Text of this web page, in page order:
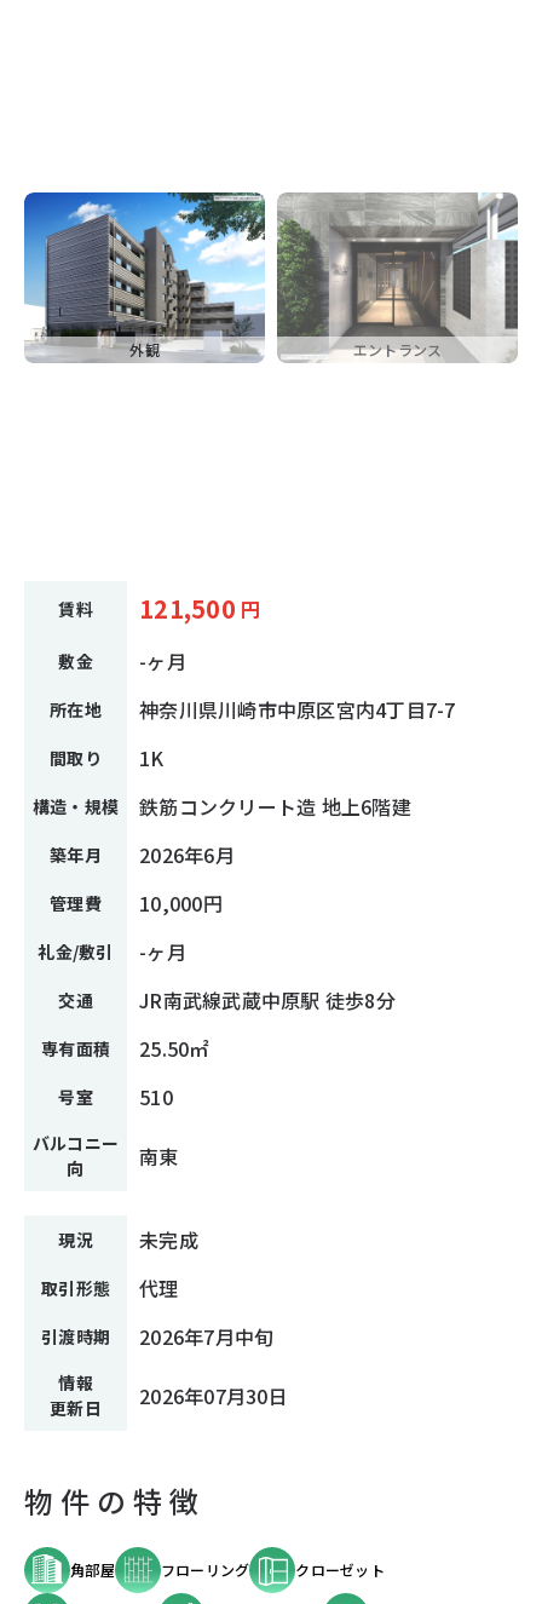
外観 エントランス
賃料 121,500 円
敷金 -ヶ月
所在地 神奈川県川崎市中原区宮内4丁目7-7
間取り 1K
構造・規模 鉄筋コンクリート造 地上6階建
築年月 2026年6月
管理費 10,000円
礼金/敷引 -ヶ月
交通 JR南武線武蔵中原駅 徒歩8分
専有面積 25.50㎡
号室 510
バルコニー
向
南東
現況 未完成
取引形態 代理
引渡時期 2026年7月中旬
情報
更新日
2026年07月30日
物件の特徴
角部屋 フローリング クローゼット